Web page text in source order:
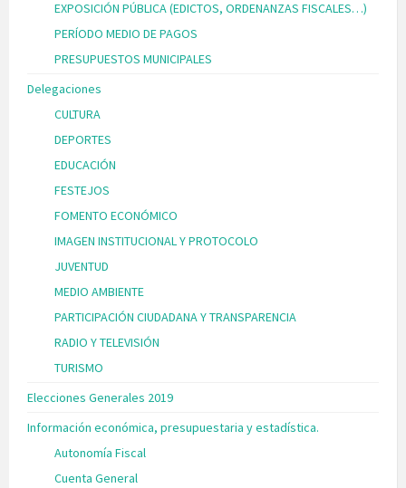
EXPOSICIÓN PÚBLICA (EDICTOS, ORDENANZAS FISCALES…)
PERÍODO MEDIO DE PAGOS
PRESUPUESTOS MUNICIPALES
Delegaciones
CULTURA
DEPORTES
EDUCACIÓN
FESTEJOS
FOMENTO ECONÓMICO
IMAGEN INSTITUCIONAL Y PROTOCOLO
JUVENTUD
MEDIO AMBIENTE
PARTICIPACIÓN CIUDADANA Y TRANSPARENCIA
RADIO Y TELEVISIÓN
TURISMO
Elecciones Generales 2019
Información económica, presupuestaria y estadística.
Autonomía Fiscal
Cuenta General